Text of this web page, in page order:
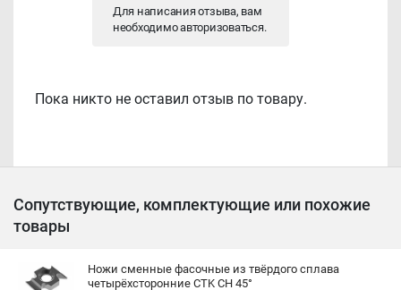
Пока никто не оставил отзыв по товару.
Для написания отзыва, вам
необходимоавторизоваться.
Сопутствующие, комплектующие или похожие
товары
Ножи сменные фасочные из твёрдого сплава
четырёхсторонние CTK CH 45°